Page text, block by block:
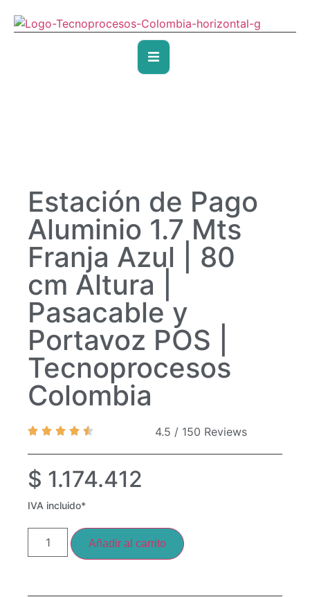
Estación de Pago
Aluminio 1.7 Mts
Franja Azul | 80
cm Altura |
Pasacable y
Portavoz POS |
Tecnoprocesos
Colombia
4.5 / 150 Reviews
$ 1.174.412
IVA incluido*
Añadir al carrito